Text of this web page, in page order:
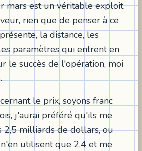
mars est un véritable exploit.
rien que de penser à ce
la distance, les
paramètres qui entrent en
le succès de l'opération, moi
le prix, soyons franc
j'aurai préféré qu'ils me
2,5 milliards de dollars, ou
utilisent que 2,4 et me